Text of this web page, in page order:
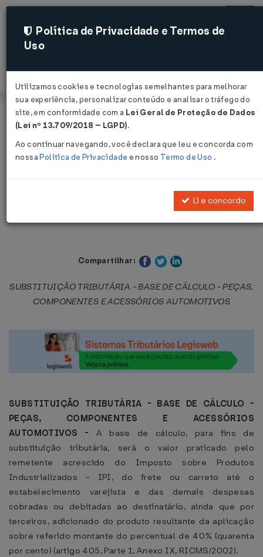
Acessar
Página Inicial
Legislações
Consulta de Contribuinte SEFAZ Nº
88 DE 07/06/2004
Compartilhar:
SUBSTITUIÇÃO TRIBUTÁRIA - BASE DE CÁLCULO - PEÇAS,
COMPONENTES E ACESSÓRIOS AUTOMOTIVOS
SUBSTITUIÇÃO TRIBUTÁRIA - BASE DE CÁLCULO -
PEÇAS, COMPONENTES E ACESSÓRIOS
AUTOMOTIVOS - A base de cálculo, para fins de
substituição tributária, será o valor praticado pelo
remetente acrescido do Imposto sobre Produtos
Industrializados - IPI, do frete ou carreto até o
estabelecimento varejista e das demais despesas
cobradas ou debitadas ao destinatário, ainda que por
terceiros, adicionado do produto resultante da aplicação
sobre referido montante do percentual de 40% (quarenta
por cento) (artigo 405, Parte 1, Anexo IX, RICMS/2002).
Política de Privacidade e Termos de
Uso
Utilizamos cookies e tecnologias semelhantes para melhorar
sua experiência, personalizar conteúdo e analisar o tráfego do
site, em conformidade com a Lei Geral de Proteção de Dados
(Lei nº 13.709/2018 – LGPD).
Ao continuar navegando, você declara que leu e concorda com
nossaPolítica de Privacidade e nosso Termo de Uso .
Li e concordo